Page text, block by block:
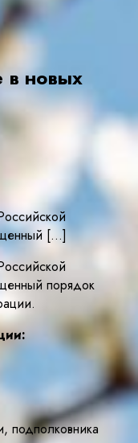
в новых
[…]
порядок
подполковника